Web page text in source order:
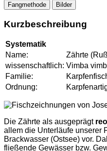
Fangmethode
Bilder
Kurzbeschreibung
Systematik
Name:
Zährte
wissenschaftlich: Vimba
Familie:
Ordnung:
Die Zährte als ausgeprägt
allem die Unterläufe unserer
Brackwasser (Ostsee) vor.
fließende Gewässer bzw.